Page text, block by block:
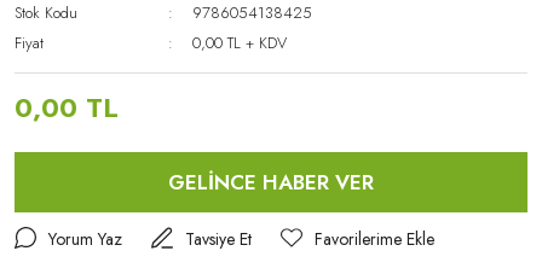
Stok Kodu
9786054138425
Fiyat
0,00 TL + KDV
0,00 TL
GELİNCE HABER VER
Yorum Yaz Tavsiye Et